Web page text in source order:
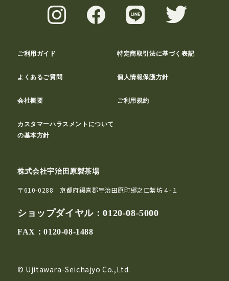
ご利用ガイド 特定商取引法に基づく表記
よくあるご質問 個人情報保護方針
会社概要 ご利用規約
カスタマーハラスメントについて
の基本方針
株式会社宇治田原製茶場
〒610-0288 京都府綴喜郡宇治田原町郷之口紫坊４-１
ショップダイヤル：0120-08-5000
FAX：0120-08-1488
© Ujitawara-Seichajyo Co.,Ltd.